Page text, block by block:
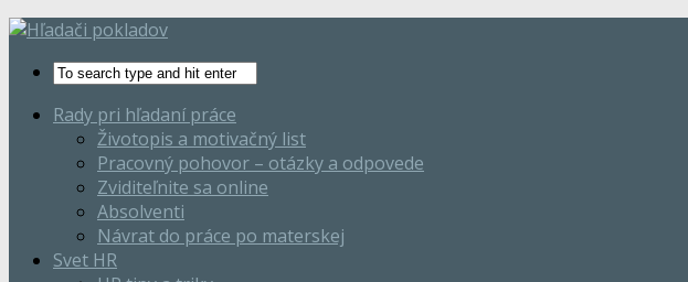
Rady pri hľadaní práce
Životopis a motivačný list
Pracovný pohovor – otázky a odpovede
Zviditeľnite sa online
Absolventi
Návrat do práce po materskej
Svet HR